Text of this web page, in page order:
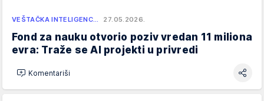
VEŠTAČKA INTELIGENC… 27.05.2026.
Fond za nauku otvorio poziv vredan 11 miliona
evra: Traže se AI projekti u privredi
Komentariši